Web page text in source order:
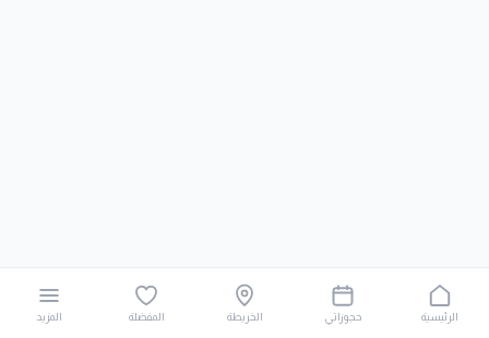
الرئيسية حجوزاتي الخريطة المفضلة المزيد